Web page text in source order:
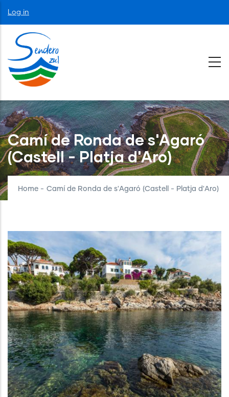
Skip
to
main
content
User
account
menu
Log in
Camí de Ronda de s'Agaró
(Castell - Platja d'Aro)
Home - Camí de Ronda de s'Agaró (Castell - Platja d'Aro)